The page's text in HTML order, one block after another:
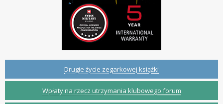
Drugie życie zegarkowej książki
Wpłaty na rzecz utrzymania klubowego forum